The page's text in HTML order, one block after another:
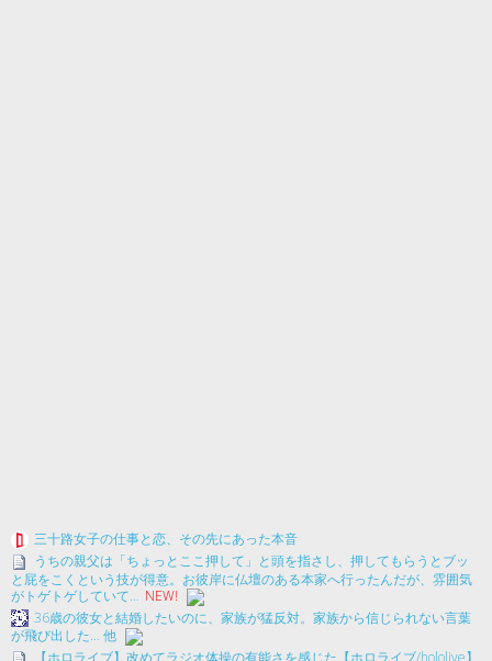
三十路女子の仕事と恋、その先にあった本音
うちの親父は「ちょっとここ押して」と頭を指さし、押してもらうとブッ
と屁をこくという技が得意。お彼岸に仏壇のある本家へ行ったんだが、雰囲気
がトゲトゲしていて… NEW!
36歳の彼女と結婚したいのに、家族が猛反対。家族から信じられない言葉
が飛び出した… 他
【ホロライブ】改めてラジオ体操の有能さを感じた【ホロライブ/hololive】